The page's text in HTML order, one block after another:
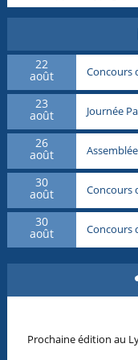
22
août Concours
23
août Journée
26
août
30
août Concours
30
août Concours
Prochaine édition au